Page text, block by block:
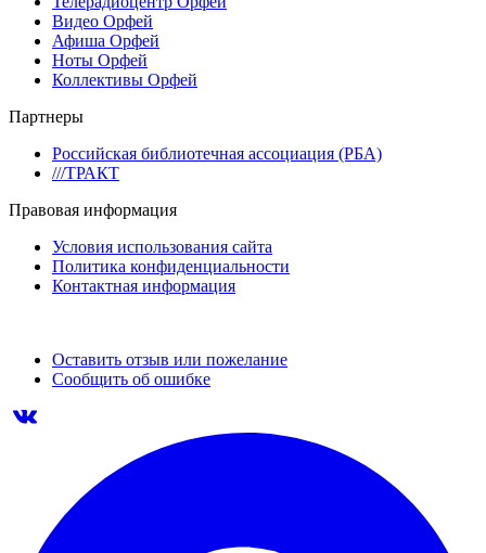
Видео Орфей
Афиша Орфей
Ноты Орфей
Коллективы Орфей
Партнеры
Российская библиотечная ассоциация (РБА)
///ТРАКТ
Правовая информация
Условия использования сайта
Политика конфиденциальности
Контактная информация
Оставить отзыв или пожелание
Сообщить об ошибке